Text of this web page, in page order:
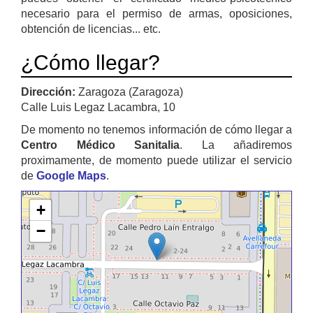
necesario para el permiso de armas, oposiciones,
obtención de licencias... etc.
¿Cómo llegar?
Dirección: Zaragoza (Zaragoza)
Calle Luis Legaz Lacambra, 10
De momento no tenemos información de cómo llegar a
Centro Médico Sanitalia. La añadiremos
proximamente, de momento puede utilizar el servicio
de Google Maps.
+
−